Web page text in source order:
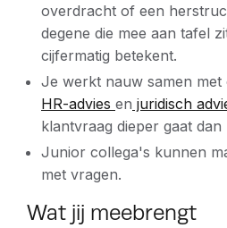
overdracht of een
degene die mee aan tafel
cijfermatig betekent.
Je werkt nauw samen met
HR-advies en juridisch
klantvraag dieper gaat
Junior collega's kunnen
met vragen.
Wat jij meebrengt